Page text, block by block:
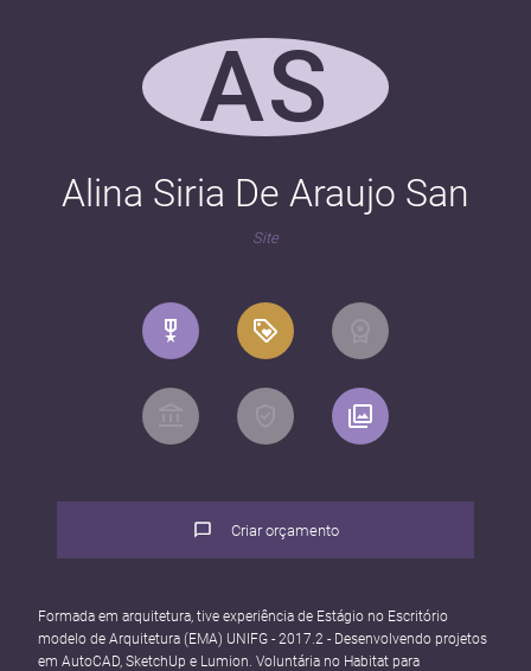
AS
Alina Siria De Araujo San
Site
Criar orçamento
Formada em arquitetura, tive experiência de Estágio no Escritório
modelo de Arquitetura (EMA) UNIFG - 2017.2 - Desenvolvendo projetos
em AutoCAD, SketchUp e Lumion. Voluntária no Habitat para